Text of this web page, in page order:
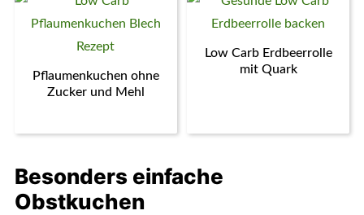
Pflaumenkuchen ohne
Zucker und Mehl
Low Carb Erdbeerrolle
mit Quark
Besonders einfache
Obstkuchen